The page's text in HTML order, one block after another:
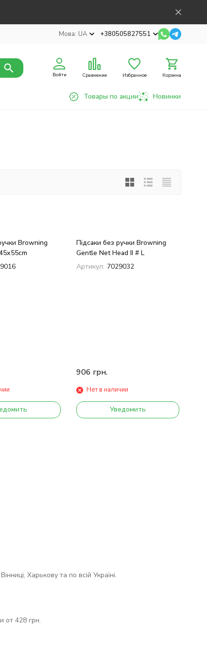
Мова: UA +380505827551
Войти Сравнение Избранное Корзина
Товары по акции Новинки
Browning
Підсаки без ручки Browning
Gentle Net Head II # L
Артикул: 7029032
906 грн.
Нет в наличии
Уведомить
Харькову та по всій Україні.
от 428 грн.